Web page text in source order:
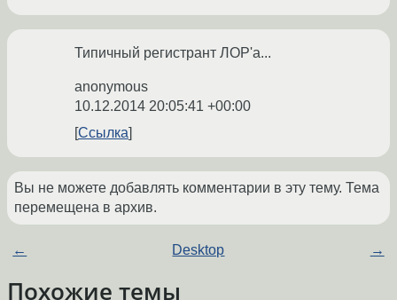
Типичный регистрант ЛОР'а...
anonymous
10.12.2014 20:05:41 +00:00
Ссылка
Вы не можете добавлять комментарии в эту тему. Тема
перемещена в архив.
← Desktop →
Похожие темы